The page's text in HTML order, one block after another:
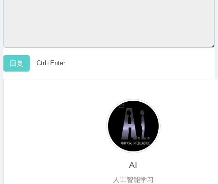
Ctrl+Enter
AI
人工智能学习